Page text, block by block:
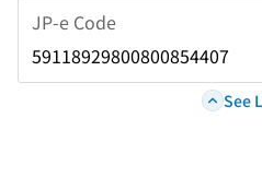
JP-e Code
59118929800800854407
See